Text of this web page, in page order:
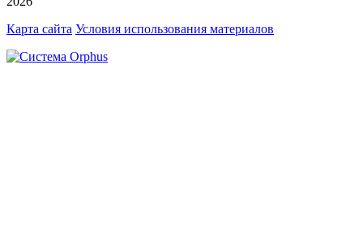
Карта сайта Условия использования материалов